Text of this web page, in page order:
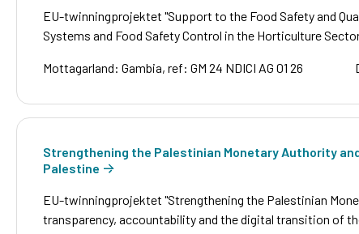
EU-twinningprojektet "Support to the Food Safety and
Systems and Food Safety Control in the Horticulture
Mottagarland: Gambia, ref: GM 24 NDICI AG 01 26
Strengthening the Palestinian Monetary Authority
Palestine
EU-twinningprojektet "Strengthening the Palestinian
transparency, accountability and the digital transition of